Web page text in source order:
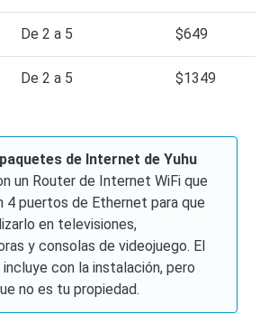
De 2 a 5 $649
De 2 a 5 $1349
paquetes de Internet de Yuhu
un Router de Internet WiFi que
4 puertos de Ethernet para que
en televisiones,
y consolas de videojuego. El
con la instalación, pero
no es tu propiedad.